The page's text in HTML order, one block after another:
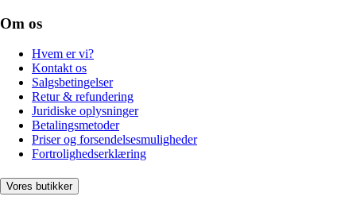
Om os
Hvem er vi?
Kontakt os
Salgsbetingelser
Retur & refundering
Juridiske oplysninger
Betalingsmetoder
Priser og forsendelsesmuligheder
Fortrolighedserklæring
Vores butikker